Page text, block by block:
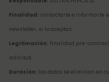
Finalidad: contactarte e informarte
newsletter, si lo aceptas.
Legitimación: finalidad pre-
solicitud.
Duración: los datos se eliminan en